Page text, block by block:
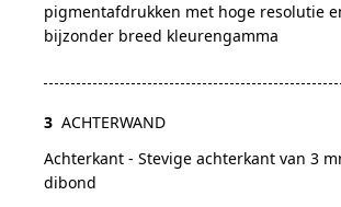
pigmentafdrukken met hoge resolutie
bijzonder breed kleurengamma
3 ACHTERWAND
Achterkant - Stevige achterkant van 3
dibond